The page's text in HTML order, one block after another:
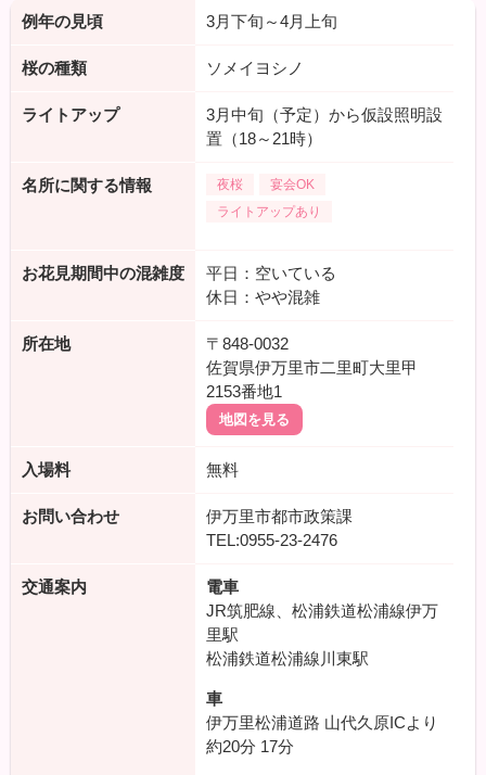
例年の見頃 3月下旬～4月上旬
桜の種類 ソメイヨシノ
ライトアップ
3月中旬（予定）から仮設照明設
置（18～21時）
名所に関する情報 夜桜
宴会OK
ライトアップあり
お花見期間中の混雑度
平日：空いている
休日：やや混雑
所在地
〒848-0032
佐賀県伊万里市二里町大里甲
2153番地1
地図を見る
入場料 無料
お問い合わせ
伊万里市都市政策課
TEL:0955-23-2476
交通案内
電車
JR筑肥線、松浦鉄道松浦線伊万
里駅
松浦鉄道松浦線川東駅
車
伊万里松浦道路 山代久原ICより
約20分 17分